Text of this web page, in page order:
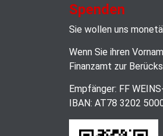
Spenden
Sie wollen uns
Wenn Sie ihren
Finanzamt zur
Empfänger: FF
IBAN: AT78 3202